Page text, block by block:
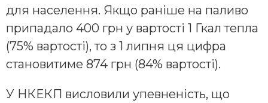
для населення. Якщо раніше на паливо
припадало 400 грн у вартості 1 Гкал тепла
(75% вартості), то з 1 липня ця цифра
становитиме 874 грн (84% вартості).
У НКЕКП висловили упевненість, що